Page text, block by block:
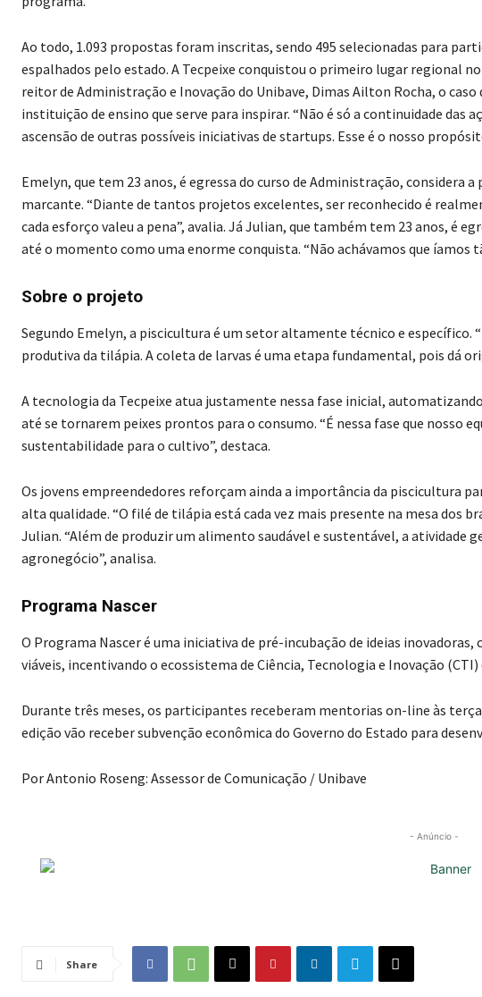
Ao todo, 1.093 propostas foram inscritas, sendo 495 selecionadas para
espalhados pelo estado. A Tecpeixe conquistou o primeiro lugar regional
reitor de Administração e Inovação do Unibave, Dimas Ailton Rocha, o
instituição de ensino que serve para inspirar. “Não é só a continuidade das
ascensão de outras possíveis iniciativas de startups. Esse é o nosso
Emelyn, que tem 23 anos, é egressa do curso de Administração, considera
marcante. “Diante de tantos projetos excelentes, ser reconhecido é
cada esforço valeu a pena”, avalia. Já Julian, que também tem 23 anos, é
até o momento como uma enorme conquista. “Não achávamos que íamos
Sobre o projeto
Segundo Emelyn, a piscicultura é um setor altamente técnico e específico.
produtiva da tilápia. A coleta de larvas é uma etapa fundamental, pois dá
A tecnologia da Tecpeixe atua justamente nessa fase inicial,
até se tornarem peixes prontos para o consumo. “É nessa fase que nosso
sustentabilidade para o cultivo”, destaca.
Os jovens empreendedores reforçam ainda a importância da piscicultura
alta qualidade. “O filé de tilápia está cada vez mais presente na mesa dos
Julian. “Além de produzir um alimento saudável e sustentável, a atividade
agronegócio”, analisa.
Programa Nascer
O Programa Nascer é uma iniciativa de pré-incubação de ideias
viáveis, incentivando o ecossistema de Ciência, Tecnologia e Inovação (CTI)
Durante três meses, os participantes receberam mentorias on-line às
edição vão receber subvenção econômica do Governo do Estado para
Por Antonio Roseng: Assessor de Comunicação / Unibave
- Anúncio -
Share